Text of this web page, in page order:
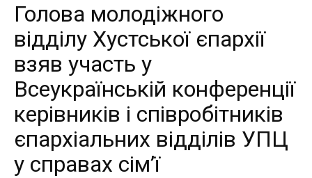
Голова молодіжного
відділу Хустської єпархії
взяв участь у
Всеукраїнській конференції
керівників і співробітників
єпархіальних відділів УПЦ
у справах сім’ї